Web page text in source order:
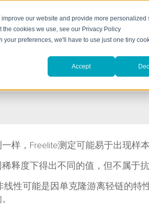
our website and provide more personalized
cookies we use, see our Privacy Policy
preferences, we'll have to use just one tiny
Accept
学术 支持
样，Freelite测定可能易于出现样本
释度下得出不同的值，但不属于
线性可能是因单克隆游离轻链的